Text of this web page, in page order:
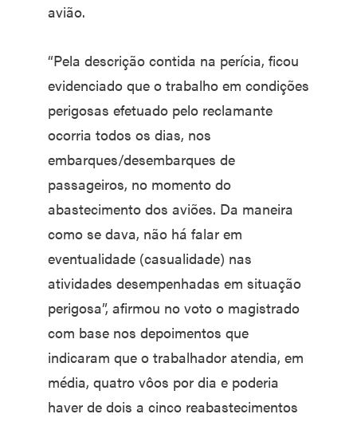
avião.
“Pela descrição contida na perícia, ficou
evidenciado que o trabalho em condições
perigosas efetuado pelo reclamante
ocorria todos os dias, nos
embarques/desembarques de
passageiros, no momento do
abastecimento dos aviões. Da maneira
como se dava, não há falar em
eventualidade (casualidade) nas
atividades desempenhadas em situação
perigosa”, afirmou no voto o magistrado
com base nos depoimentos que
indicaram que o trabalhador atendia, em
média, quatro vôos por dia e poderia
haver de dois a cinco reabastecimentos